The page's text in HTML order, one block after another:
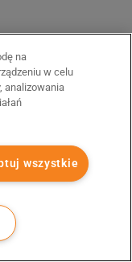
na
w celu
analizowania
wszystkie